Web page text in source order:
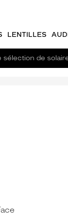
LENTILLES
sélection de